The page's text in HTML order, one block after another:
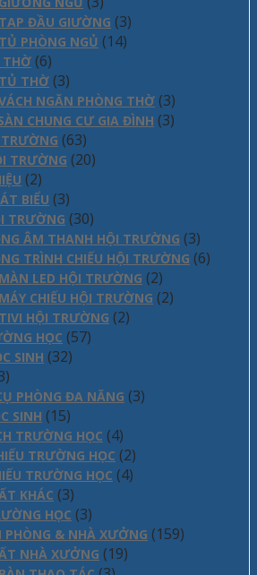
TAP ĐẦU GIƯỜNG (3)
TỦ PHÒNG NGỦ (14)
THỜ (6)
TỦ THỜ (3)
NGĂN PHÒNG THỜ (3)
CHUNG CƯ GIA ĐÌNH (3)
(63)
TRƯỜNG (20)
(2)
BIỂU (3)
TRƯỜNG (30)
ÂM THANH HỘI TRƯỜNG (3)
TRÌNH CHIẾU HỘI TRƯỜNG (6)
MÀN LED HỘI TRƯỜNG (2)
MÁY CHIẾU HỘI TRƯỜNG (2)
TIVI HỘI TRƯỜNG (2)
HỌC (57)
SINH (32)
PHÒNG ĐA NĂNG (3)
SINH (15)
TRƯỜNG HỌC (4)
TRƯỜNG HỌC (2)
TRƯỜNG HỌC (4)
KHÁC (3)
HỌC (3)
& NHÀ XƯỞNG (159)
NHÀ XƯỞNG (19)